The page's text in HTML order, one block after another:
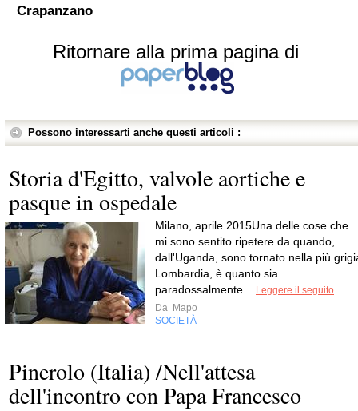
Crapanzano
Ritornare alla prima pagina di
Possono interessarti anche questi articoli :
Storia d'Egitto, valvole aortiche e
pasque in ospedale
Milano, aprile 2015Una delle cose che
mi sono sentito ripetere da quando,
dall'Uganda, sono tornato nella più
Lombardia, è quanto sia
paradossalmente...
Leggere il seguito
Da Mapo
SOCIETÀ
Pinerolo (Italia) /Nell'attesa
dell'incontro con Papa Francesco